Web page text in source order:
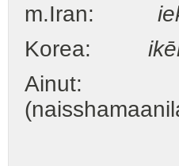
m.Iran:
Korea: